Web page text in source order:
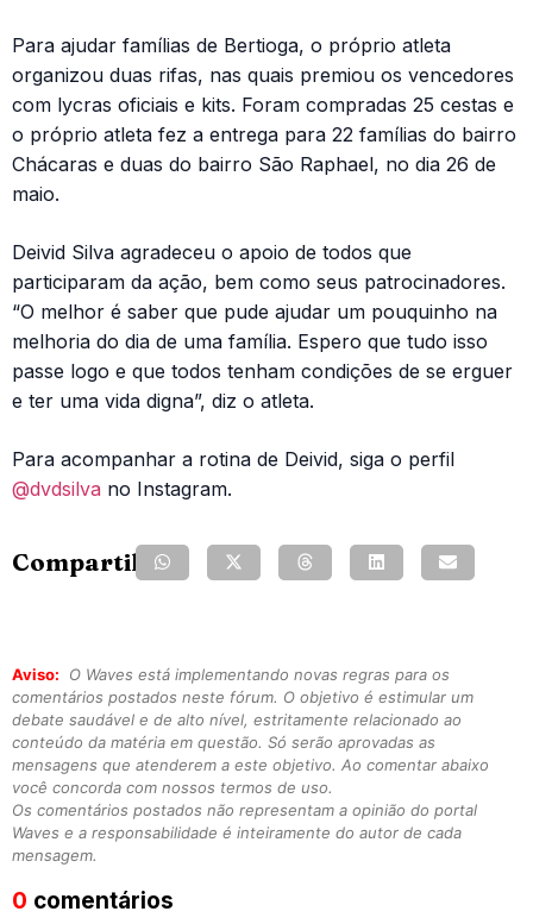
Para ajudar famílias de Bertioga, o próprio atleta
organizou duas rifas, nas quais premiou os vencedores
com lycras oficiais e kits. Foram compradas 25 cestas e
o próprio atleta fez a entrega para 22 famílias do bairro
Chácaras e duas do bairro São Raphael, no dia 26 de
maio.
Deivid Silva agradeceu o apoio de todos que
participaram da ação, bem como seus patrocinadores.
“O melhor é saber que pude ajudar um pouquinho na
melhoria do dia de uma família. Espero que tudo isso
passe logo e que todos tenham condições de se erguer
e ter uma vida digna”, diz o atleta.
Para acompanhar a rotina de Deivid, siga o perfil
@dvdsilva no Instagram.
Compartilhe:
Aviso:
O Waves está implementando novas regras para os
comentários postados neste fórum. O objetivo é estimular um
debate saudável e de alto nível, estritamente relacionado ao
conteúdo da matéria em questão. Só serão aprovadas as
mensagens que atenderem a este objetivo. Ao comentar abaixo
você concorda com nossos termos de uso.
Os comentários postados não representam a opinião do portal
Waves e a responsabilidade é inteiramente do autor de cada
mensagem.
0 comentários